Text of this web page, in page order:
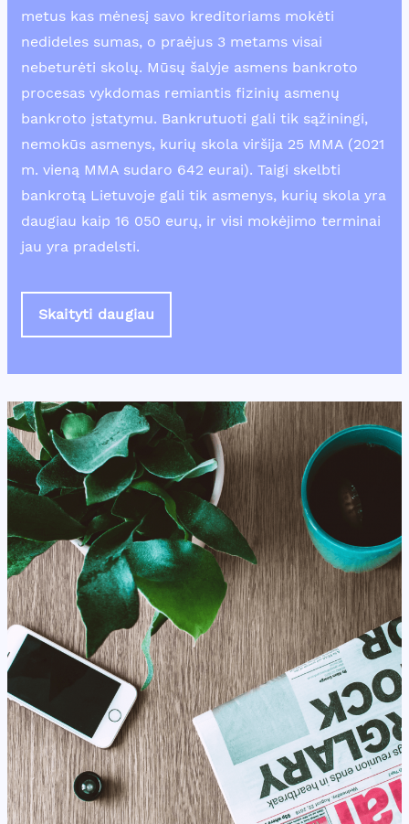
metus kas mėnesį savo kreditoriams mokėti
nedideles sumas, o praėjus 3 metams visai
nebeturėti skolų. Mūsų šalyje asmens bankroto
procesas vykdomas remiantis fizinių asmenų
bankroto įstatymu. Bankrutuoti gali tik sąžiningi,
nemokūs asmenys, kurių skola viršija 25 MMA (2021
m. vieną MMA sudaro 642 eurai). Taigi skelbti
bankrotą Lietuvoje gali tik asmenys, kurių skola yra
daugiau kaip 16 050 eurų, ir visi mokėjimo terminai
jau yra pradelsti.
Skaityti daugiau